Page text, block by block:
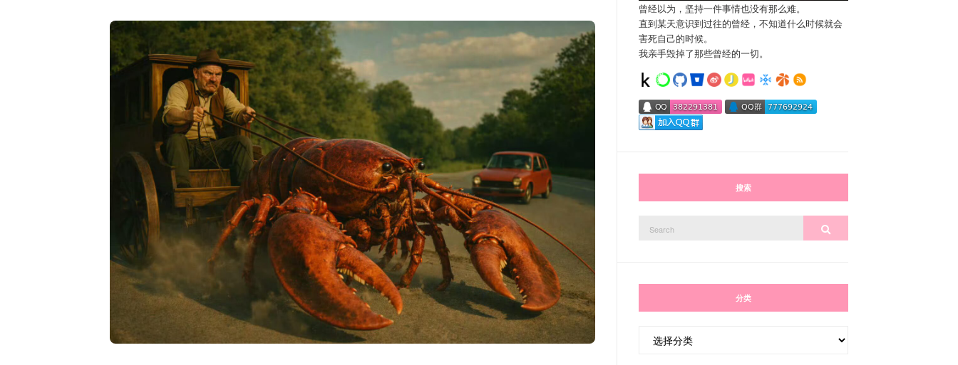
曾经以为，坚持一件事情也没有那么难。
直到某天意识到过往的曾经，不知道什么时候就会
害死自己的时候。
我亲手毁掉了那些曾经的一切。
搜索
分类